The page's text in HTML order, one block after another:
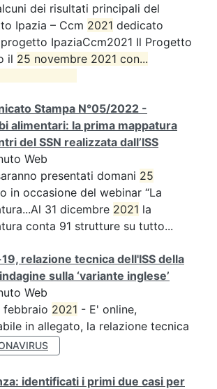
dei risultati principali del
Ipazia – Ccm 2021 dedicato
IpaziaCcm2021 Il Progetto
il 25 novembre 2021 con...
Stampa N°05/2022 -
alimentari: la prima mappatura
del SSN realizzata dall’ISS
Web
presentati domani 25
in occasione del webinar “La
31 dicembre 2021 la
conta 91 strutture su tutto...
relazione tecnica dell'ISS della
sulla ‘variante inglese’
Web
febbraio 2021 - E' online,
in allegato, la relazione tecnica
identificati i primi due casi per